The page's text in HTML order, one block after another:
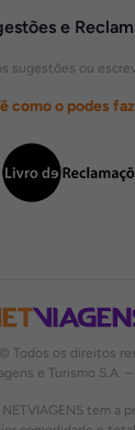
Todos os direitos
e Turismo S.A. –
tem a
e
sugestões ou
como o podes